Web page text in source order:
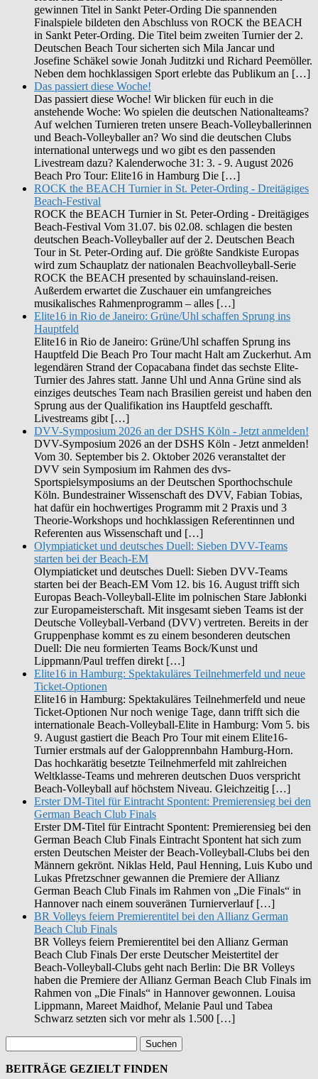
gewinnen Titel in Sankt Peter-Ording Die spannenden
Finalspiele bildeten den Abschluss von ROCK the BEACH
in Sankt Peter-Ording. Die Titel beim zweiten Turnier der 2.
Deutschen Beach Tour sicherten sich Mila Jancar und
Josefine Schäkel sowie Jonah Juditzki und Richard Peemöller.
Neben dem hochklassigen Sport erlebte das Publikum an […]
Das passiert diese Woche!
Das passiert diese Woche! Wir blicken für euch in die
anstehende Woche: Wo spielen die deutschen Nationalteams?
Auf welchen Turnieren treten unsere Beach-Volleyballerinnen
und Beach-Volleyballer an? Wo sind die deutschen Clubs
international unterwegs und wo gibt es den passenden
Livestream dazu? Kalenderwoche 31: 3. - 9. August 2026
Beach Pro Tour: Elite16 in Hamburg Die […]
ROCK the BEACH Turnier in St. Peter-Ording - Dreitägiges
Beach-Festival
ROCK the BEACH Turnier in St. Peter-Ording - Dreitägiges
Beach-Festival Vom 31.07. bis 02.08. schlagen die besten
deutschen Beach-Volleyballer auf der 2. Deutschen Beach
Tour in St. Peter-Ording auf. Die größte Sandkiste Europas
wird zum Schauplatz der nationalen Beachvolleyball-Serie
ROCK the BEACH presented by schauinsland-reisen.
Außerdem erwartet die Zuschauer ein umfangreiches
musikalisches Rahmenprogramm – alles […]
Elite16 in Rio de Janeiro: Grüne/Uhl schaffen Sprung ins
Hauptfeld
Elite16 in Rio de Janeiro: Grüne/Uhl schaffen Sprung ins
Hauptfeld Die Beach Pro Tour macht Halt am Zuckerhut. Am
legendären Strand der Copacabana findet das sechste Elite-
Turnier des Jahres statt. Janne Uhl und Anna Grüne sind als
einziges deutsches Team nach Brasilien gereist und haben den
Sprung aus der Qualifikation ins Hauptfeld geschafft.
Livestreams gibt […]
DVV-Symposium 2026 an der DSHS Köln - Jetzt anmelden!
DVV-Symposium 2026 an der DSHS Köln - Jetzt anmelden!
Vom 30. September bis 2. Oktober 2026 veranstaltet der
DVV sein Symposium im Rahmen des dvs-
Sportspielsymposiums an der Deutschen Sporthochschule
Köln. Bundestrainer Wissenschaft des DVV, Fabian Tobias,
hat dafür ein hochwertiges Programm mit 2 Praxis und 3
Theorie-Workshops und hochklassigen Referentinnen und
Referenten aus Wissenschaft und […]
Olympiaticket und deutsches Duell: Sieben DVV-Teams
starten bei der Beach-EM
Olympiaticket und deutsches Duell: Sieben DVV-Teams
starten bei der Beach-EM Vom 12. bis 16. August trifft sich
Europas Beach-Volleyball-Elite im polnischen Stare Jabłonki
zur Europameisterschaft. Mit insgesamt sieben Teams ist der
Deutsche Volleyball-Verband (DVV) vertreten. Bereits in der
Gruppenphase kommt es zu einem besonderen deutschen
Duell: Die neu formierten Teams Bock/Kunst und
Lippmann/Paul treffen direkt […]
Elite16 in Hamburg: Spektakuläres Teilnehmerfeld und neue
Ticket-Optionen
Elite16 in Hamburg: Spektakuläres Teilnehmerfeld und neue
Ticket-Optionen Nur noch wenige Tage, dann trifft sich die
internationale Beach-Volleyball-Elite in Hamburg: Vom 5. bis
9. August gastiert die Beach Pro Tour mit einem Elite16-
Turnier erstmals auf der Galopprennbahn Hamburg-Horn.
Das hochkarätig besetzte Teilnehmerfeld mit zahlreichen
Weltklasse-Teams und mehreren deutschen Duos verspricht
Beach-Volleyball auf höchstem Niveau. Gleichzeitig […]
Erster DM-Titel für Eintracht Spontent: Premierensieg bei den
German Beach Club Finals
Erster DM-Titel für Eintracht Spontent: Premierensieg bei den
German Beach Club Finals Eintracht Spontent hat sich zum
ersten Deutschen Meister der Beach-Volleyball-Clubs bei den
Männern gekrönt. Niklas Held, Paul Henning, Luis Kubo und
Lukas Pfretzschner gewannen die Premiere der Allianz
German Beach Club Finals im Rahmen von „Die Finals“ in
Hannover nach einem souveränen Turnierverlauf […]
BR Volleys feiern Premierentitel bei den Allianz German
Beach Club Finals
BR Volleys feiern Premierentitel bei den Allianz German
Beach Club Finals Der erste Deutscher Meistertitel der
Beach-Volleyball-Clubs geht nach Berlin: Die BR Volleys
haben die Premiere der Allianz German Beach Club Finals im
Rahmen von „Die Finals“ in Hannover gewonnen. Louisa
Lippmann, Mareet Maidhof, Melanie Paul und Tabea
Schwarz setzten sich vor mehr als 1.500 […]
BEITRÄGE GEZIELT FINDEN